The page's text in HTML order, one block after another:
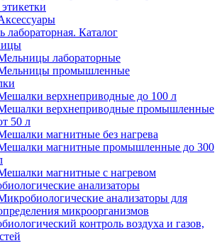
лабораторная. Каталог
лабораторные
промышленные
верхнеприводные до 100 л
верхнеприводные промышленные
50 л
магнитные без нагрева
магнитные промышленные до 300
магнитные с нагревом
анализаторы
анализаторы для
микроорганизмов
контроль воздуха и газов,